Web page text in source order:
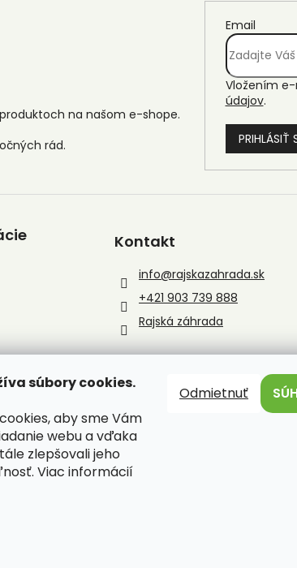
súbory cookies.
aby sme Vám
webu a vďaka
zlepšovali jeho
Viac informácií
Odmietnuť
na našom e-shope.
Email
Vložením
údajov.
PRIHLÁSIŤ
Kontakt
info@rajskazahrada.sk
+421 903 739 888
Rajská záhrada
cookies